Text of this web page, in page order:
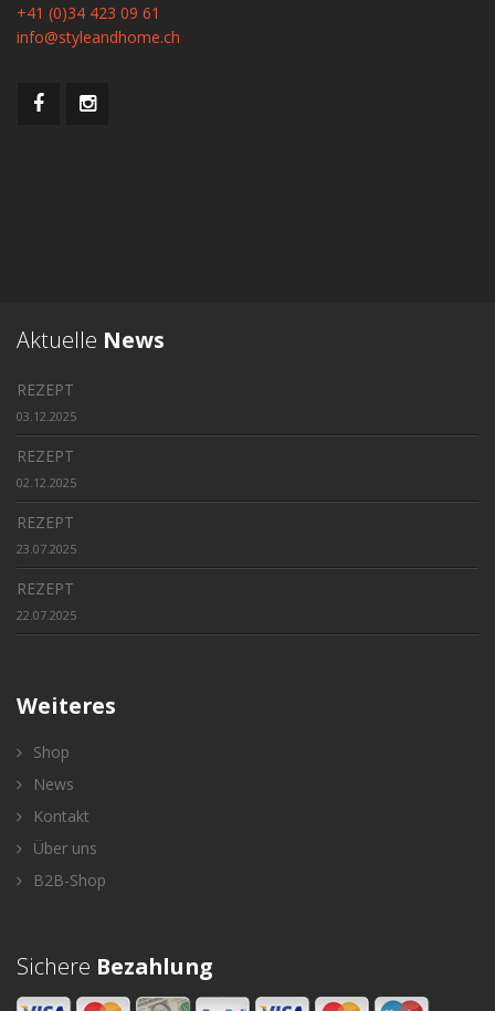
+41 (0)34 423 09 61
info@styleandhome.ch
Aktuelle News
REZEPT
03.12.2025
REZEPT
02.12.2025
REZEPT
23.07.2025
REZEPT
22.07.2025
Weiteres
Shop
News
Kontakt
Über uns
B2B-Shop
Sichere Bezahlung